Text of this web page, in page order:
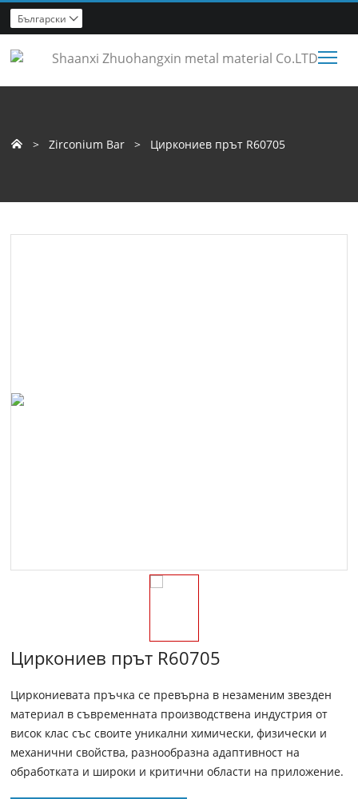
Български 
 > Zirconium Bar > Циркониев прът R60705
Циркониев прът R60705
Циркониевата пръчка се превърна в незаменим звезден
материал в съвременната производствена индустрия от
висок клас със своите уникални химически, физически и
механични свойства, разнообразна адаптивност на
обработката и широки и критични области на приложение.